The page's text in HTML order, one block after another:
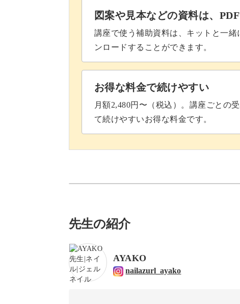
図案や見本などの資料は、
講座で使う補助資料は、キットと一
ンロードすることができます。
お得な料金で続けやすい
月額2,480円〜（税込）。講座ごとの
て続けやすいお得な料金です。
先生の紹介
AYAKO
nailazurl_ayako